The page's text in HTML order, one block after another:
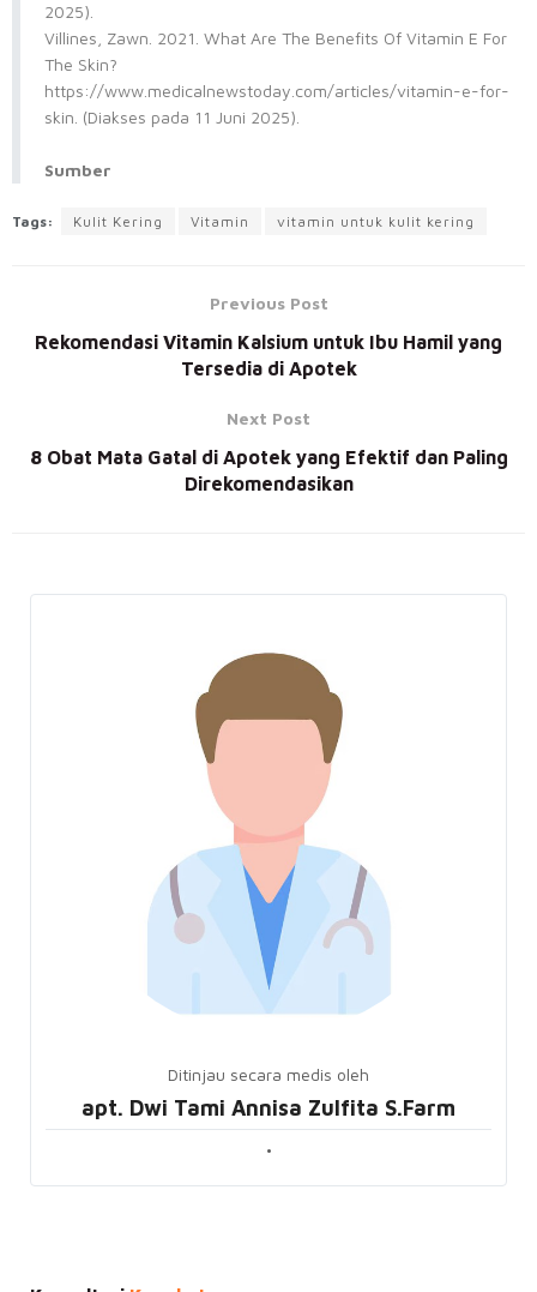
2025).
Villines, Zawn. 2021. What Are The Benefits Of Vitamin E For
The Skin?
https://www.medicalnewstoday.com/articles/vitamin-e-for-
skin. (Diakses pada 11 Juni 2025).
Sumber
Tags: Kulit Kering Vitamin vitamin untuk kulit kering
Previous Post
Rekomendasi Vitamin Kalsium untuk Ibu Hamil yang
Tersedia di Apotek
Next Post
8 Obat Mata Gatal di Apotek yang Efektif dan Paling
Direkomendasikan
Ditinjau secara medis oleh
apt. Dwi Tami Annisa Zulfita S.Farm
•